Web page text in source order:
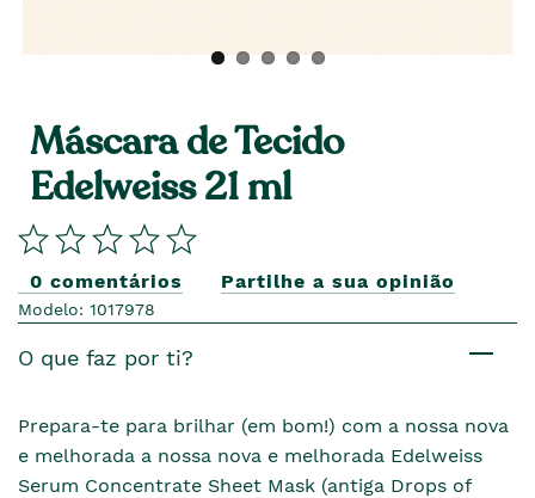
Máscara de Tecido
Edelweiss 21 ml
0 comentários Partilhe a sua opinião
Modelo: 1017978
O que faz por ti?
Prepara-te para brilhar (em bom!) com a nossa nova
e melhorada a nossa nova e melhorada Edelweiss
Serum Concentrate Sheet Mask (antiga Drops of